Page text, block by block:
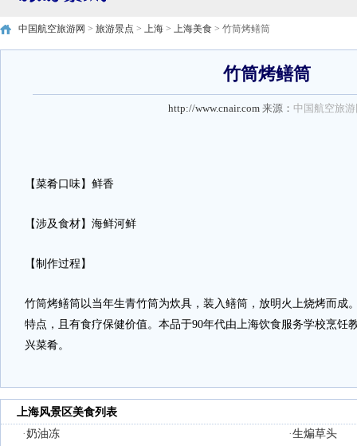
中国航空旅游网 > 旅游景点 > 上海 > 上海美食 > 竹筒烤鳝筒
竹筒烤鳝筒
http://www.cnair.com 来源： 中国航空旅
【菜肴口味】鲜香
【涉及食材】海鲜河鲜
【制作过程】
竹筒烤鳝筒以当年生青竹筒为炊具，装入鳝筒，放明火上烧烤而成
特点，且有食疗保健价值。本品于90年代由上海饮食服务学校烹饪
兴菜肴。
上海风景区美食列表
·奶油冻 ·生煸草头